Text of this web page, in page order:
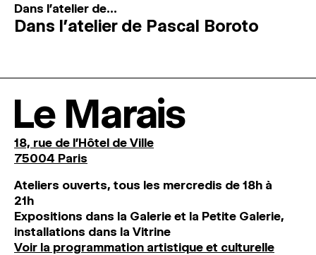
Dans l'atelier de...
Dans l’atelier de Pascal Boroto
Le Marais
18, rue de l'Hôtel de Ville
75004 Paris
Ateliers ouverts, tous les mercredis de 18h à
21h
Expositions dans la Galerie et la Petite Galerie,
installations dans la Vitrine
Voir la programmation artistique et culturelle